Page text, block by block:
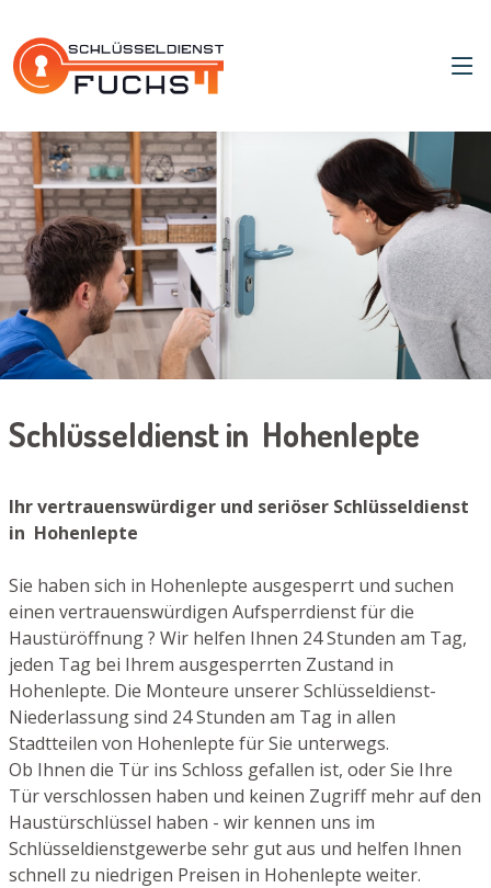
Schlüsseldienst in Hohenlepte
Ihr vertrauenswürdiger und seriöser Schlüsseldienst
in Hohenlepte
Sie haben sich in Hohenlepte ausgesperrt und suchen
einen vertrauenswürdigen Aufsperrdienst für die
Haustüröffnung ? Wir helfen Ihnen 24 Stunden am Tag,
jeden Tag bei Ihrem ausgesperrten Zustand in
Hohenlepte. Die Monteure unserer Schlüsseldienst-
Niederlassung sind 24 Stunden am Tag in allen
Stadtteilen von Hohenlepte für Sie unterwegs.
Ob Ihnen die Tür ins Schloss gefallen ist, oder Sie Ihre
Tür verschlossen haben und keinen Zugriff mehr auf den
Haustürschlüssel haben - wir kennen uns im
Schlüsseldienstgewerbe sehr gut aus und helfen Ihnen
schnell zu niedrigen Preisen in Hohenlepte weiter.